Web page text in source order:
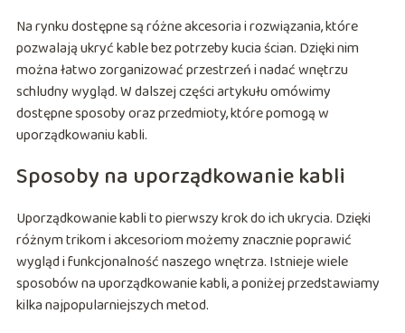
Na rynku dostępne są różne akcesoria i rozwiązania, które
pozwalają ukryć kable bez potrzeby kucia ścian. Dzięki nim
można łatwo zorganizować przestrzeń i nadać wnętrzu
schludny wygląd. W dalszej części artykułu omówimy
dostępne sposoby oraz przedmioty, które pomogą w
uporządkowaniu kabli.
Sposoby na uporządkowanie kabli
Uporządkowanie kabli to pierwszy krok do ich ukrycia. Dzięki
różnym trikom i akcesoriom możemy znacznie poprawić
wygląd i funkcjonalność naszego wnętrza. Istnieje wiele
sposobów na uporządkowanie kabli, a poniżej przedstawiamy
kilka najpopularniejszych metod.